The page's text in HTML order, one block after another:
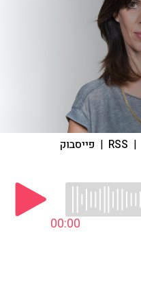
|
RSS
| פייסבוק
00:00